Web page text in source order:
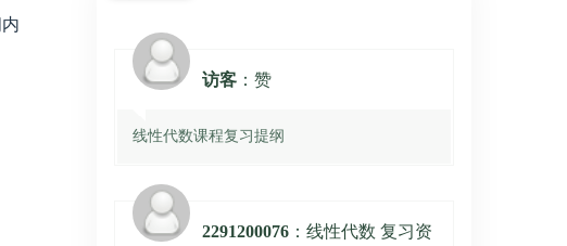
访客 ：赞
线性代数课程复习提纲
2291200076 ：线性代数 复习资